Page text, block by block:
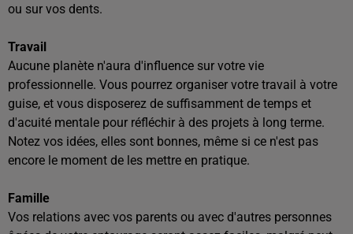
ou sur vos dents.
Travail
Aucune planète n'aura d'influence sur votre vie
professionnelle. Vous pourrez organiser votre travail à votre
guise, et vous disposerez de suffisamment de temps et
d'acuité mentale pour réfléchir à des projets à long terme.
Notez vos idées, elles sont bonnes, même si ce n'est pas
encore le moment de les mettre en pratique.
Famille
Vos relations avec vos parents ou avec d'autres personnes